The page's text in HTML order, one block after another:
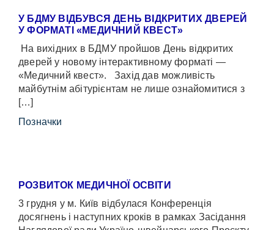
У БДМУ ВІДБУВСЯ ДЕНЬ ВІДКРИТИХ ДВЕРЕЙ
У ФОРМАТІ «МЕДИЧНИЙ КВЕСТ»
На вихідних в БДМУ пройшов День відкритих
дверей у новому інтерактивному форматі —
«Медичний квест». Захід дав можливість
майбутнім абітурієнтам не лише ознайомитися з
[…]
Позначки
РОЗВИТОК МЕДИЧНОЇ ОСВІТИ
3 грудня у м. Київ відбулася Конференція
досягнень і наступних кроків в рамках Засідання